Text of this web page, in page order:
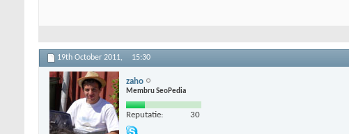
19th October 2011, 15:30
zaho
Membru SeoPedia
Reputatie: 30